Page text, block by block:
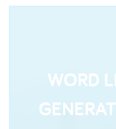
WORD